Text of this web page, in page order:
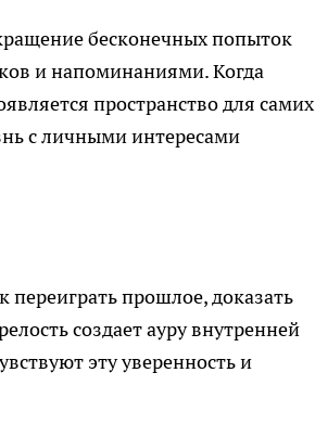
бесконечных попыток
и напоминаниями. Когда
пространство для самих
с личными интересами
прошлое, доказать
создает ауру внутренней
эту уверенность и